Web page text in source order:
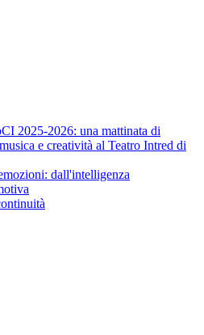
2025-2026: una mattinata di
e creatività al Teatro Intred di
dall'intelligenza